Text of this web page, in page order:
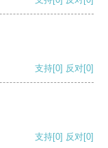
支持[0] 反对[0]
支持[0] 反对[0]